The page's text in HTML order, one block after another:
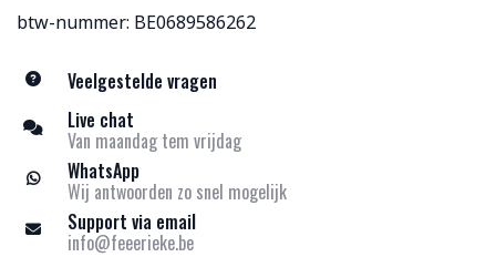
btw-nummer: BE0689586262
Veelgestelde vragen
Live chat
Van maandag tem vrijdag
WhatsApp
Wij antwoorden zo snel mogelijk
Support via email
info@feeerieke.be